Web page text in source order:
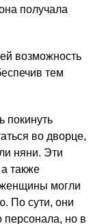
получала
возможность
тем
покинуть
во дворце,
няни. Эти
также
могли
По сути, они
персонала, но в